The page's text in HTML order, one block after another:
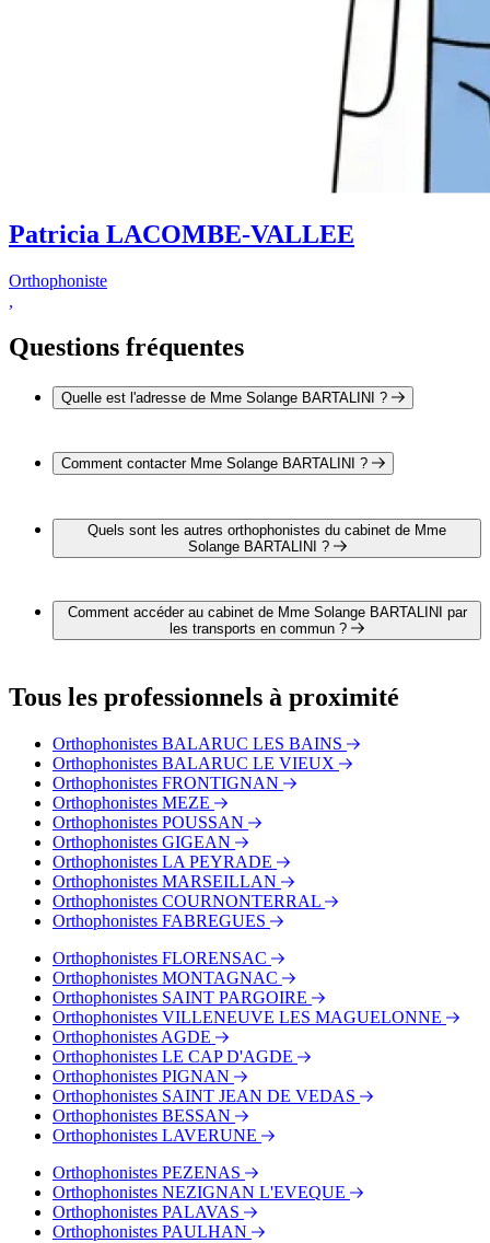
Patricia LACOMBE-VALLEE
Orthophoniste
Questions fréquentes
Quelle est l'adresse de Mme Solange BARTALINI ?
Bosc 34200 SETE
Comment contacter Mme Solange BARTALINI ?
téléphone au 04 67 74 03 24 .
Quels sont les autres orthophonistes du cabinet de Mme
Solange BARTALINI ?
Mme Solange BARTALINI :
Mme Patricia LACOMBE-VALLEE
Comment accéder au cabinet de Mme Solange BARTALINI par
les transports en commun ?
proximité des arrêts suivants :
Bus - La Citadelle
Bus - Caraussane
Tous les professionnels à proximité
Orthophonistes BALARUC LES BAINS
Orthophonistes BALARUC LE VIEUX
Orthophonistes FRONTIGNAN
Orthophonistes MEZE
Orthophonistes POUSSAN
Orthophonistes GIGEAN
Orthophonistes LA PEYRADE
Orthophonistes MARSEILLAN
Orthophonistes COURNONTERRAL
Orthophonistes FABREGUES
Orthophonistes FLORENSAC
Orthophonistes MONTAGNAC
Orthophonistes SAINT PARGOIRE
Orthophonistes VILLENEUVE LES MAGUELONNE
Orthophonistes AGDE
Orthophonistes LE CAP D'AGDE
Orthophonistes PIGNAN
Orthophonistes SAINT JEAN DE VEDAS
Orthophonistes BESSAN
Orthophonistes LAVERUNE
Orthophonistes PEZENAS
Orthophonistes NEZIGNAN L'EVEQUE
Orthophonistes PALAVAS
Orthophonistes PAULHAN